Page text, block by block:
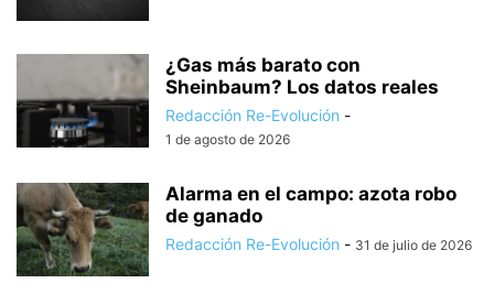
¿Gas más barato con
Sheinbaum? Los datos reales
Redacción Re-Evolución -
1 de agosto de 2026
Alarma en el campo: azota robo
de ganado
Redacción Re-Evolución - 31 de julio de 2026